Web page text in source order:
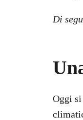
Di
Oggi